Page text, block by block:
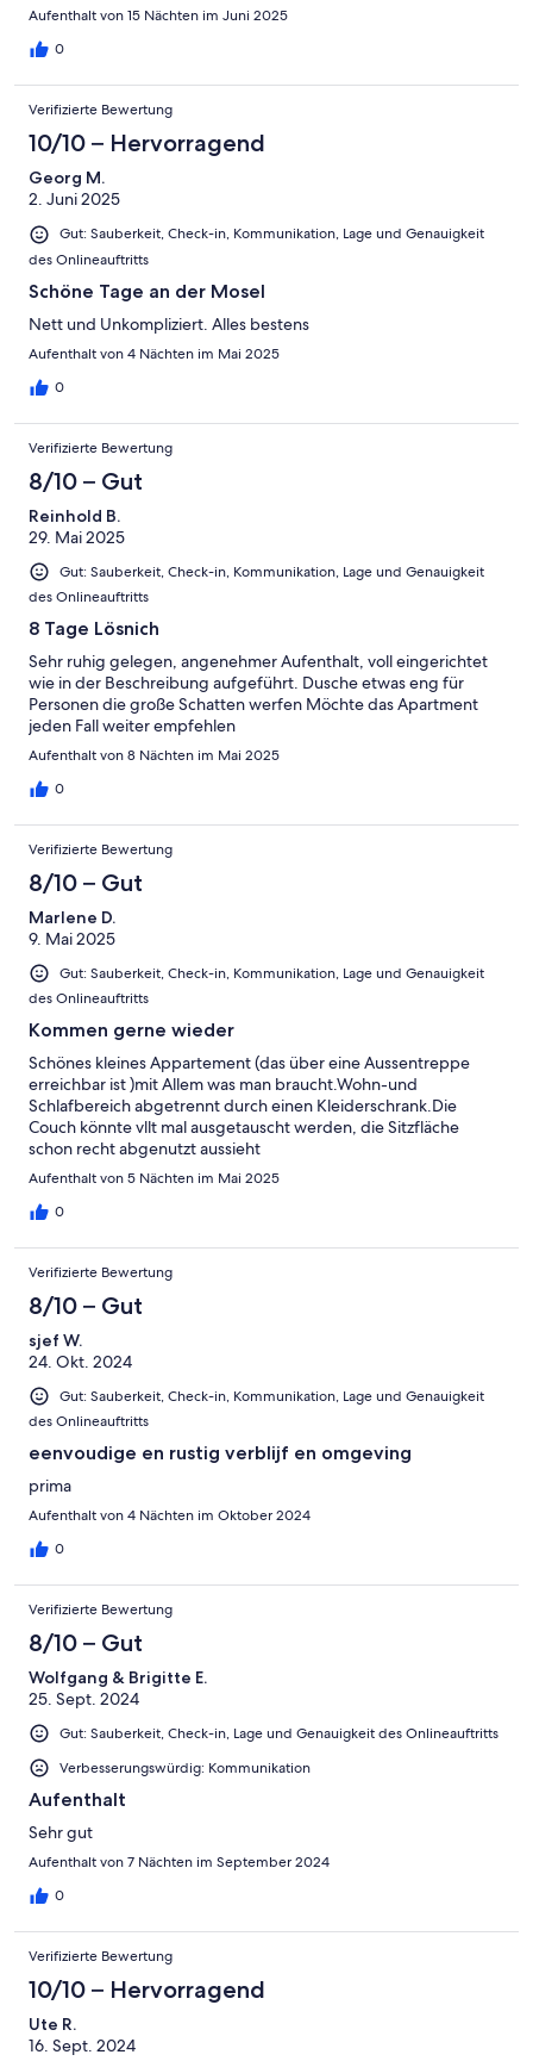
Aufenthalt von 15 Nächten im Juni 2025
0
Verifizierte Bewertung
10/10 – Hervorragend
Georg M.
2. Juni 2025
Gut: Sauberkeit, Check-in, Kommunikation, Lage und Genauigkeit
des Onlineauftritts
Schöne Tage an der Mosel
Nett und Unkompliziert. Alles bestens
Aufenthalt von 4 Nächten im Mai 2025
0
Verifizierte Bewertung
8/10 – Gut
Reinhold B.
29. Mai 2025
Gut: Sauberkeit, Check-in, Kommunikation, Lage und Genauigkeit
des Onlineauftritts
8 Tage Lösnich
Sehr ruhig gelegen, angenehmer Aufenthalt, voll eingerichtet
wie in der Beschreibung aufgeführt. Dusche etwas eng für
Personen die große Schatten werfen Möchte das Apartment
jeden Fall weiter empfehlen
Aufenthalt von 8 Nächten im Mai 2025
0
Verifizierte Bewertung
8/10 – Gut
Marlene D.
9. Mai 2025
Gut: Sauberkeit, Check-in, Kommunikation, Lage und Genauigkeit
des Onlineauftritts
Kommen gerne wieder
Schönes kleines Appartement (das über eine Aussentreppe
erreichbar ist )mit Allem was man braucht.Wohn-und
Schlafbereich abgetrennt durch einen Kleiderschrank.Die
Couch könnte vllt mal ausgetauscht werden, die Sitzfläche
schon recht abgenutzt aussieht
Aufenthalt von 5 Nächten im Mai 2025
0
Verifizierte Bewertung
8/10 – Gut
sjef W.
24. Okt. 2024
Gut: Sauberkeit, Check-in, Kommunikation, Lage und Genauigkeit
des Onlineauftritts
eenvoudige en rustig verblijf en omgeving
prima
Aufenthalt von 4 Nächten im Oktober 2024
0
Verifizierte Bewertung
8/10 – Gut
Wolfgang & Brigitte E.
25. Sept. 2024
Gut: Sauberkeit, Check-in, Lage und Genauigkeit des Onlineauftritts
Verbesserungswürdig: Kommunikation
Aufenthalt
Sehr gut
Aufenthalt von 7 Nächten im September 2024
0
Verifizierte Bewertung
10/10 – Hervorragend
Ute R.
16. Sept. 2024